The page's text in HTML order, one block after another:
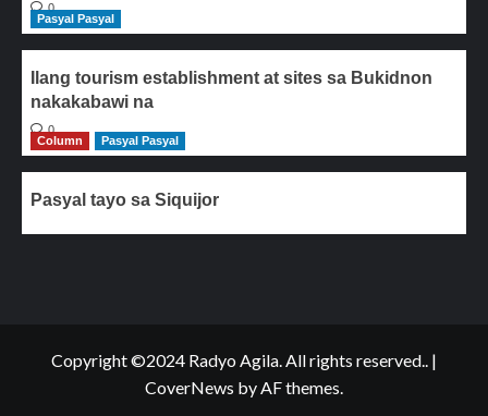
0
Pasyal Pasyal
Ilang tourism establishment at sites sa Bukidnon
nakakabawi na
0
Column
Pasyal Pasyal
Pasyal tayo sa Siquijor
Copyright ©2024 Radyo Agila. All rights reserved.. |
CoverNews by AF themes.